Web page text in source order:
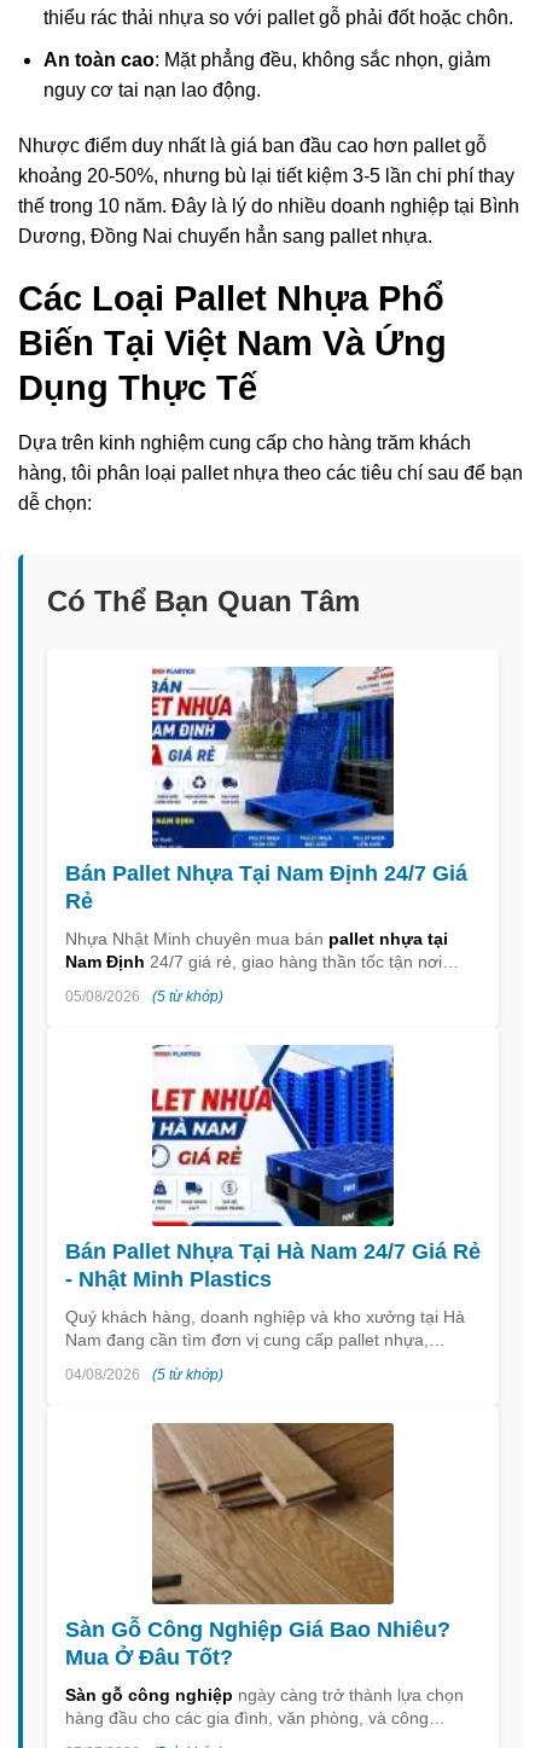
thiểu rác thải nhựa so với pallet gỗ phải đốt hoặc chôn.
An toàn cao: Mặt phẳng đều, không sắc nhọn, giảm
nguy cơ tai nạn lao động.
Nhược điểm duy nhất là giá ban đầu cao hơn pallet gỗ
khoảng 20-50%, nhưng bù lại tiết kiệm 3-5 lần chi phí thay
thế trong 10 năm. Đây là lý do nhiều doanh nghiệp tại Bình
Dương, Đồng Nai chuyển hẳn sang pallet nhựa.
Các Loại Pallet Nhựa Phổ
Biến Tại Việt Nam Và Ứng
Dụng Thực Tế
Dựa trên kinh nghiệm cung cấp cho hàng trăm khách
hàng, tôi phân loại pallet nhựa theo các tiêu chí sau để bạn
dễ chọn:
Có Thể Bạn Quan Tâm
Bán Pallet Nhựa Tại Nam Định 24/7 Giá
Rẻ
Nhựa Nhật Minh chuyên mua bán pallet nhựa tại
Nam Định 24/7 giá rẻ, giao hàng thần tốc tận nơi…
05/08/2026 (5 từ khớp)
Bán Pallet Nhựa Tại Hà Nam 24/7 Giá Rẻ
- Nhật Minh Plastics
Quý khách hàng, doanh nghiệp và kho xưởng tại Hà
Nam đang cần tìm đơn vị cung cấp pallet nhựa,…
04/08/2026 (5 từ khớp)
Sàn Gỗ Công Nghiệp Giá Bao Nhiêu?
Mua Ở Đâu Tốt?
Sàn gỗ công nghiệp ngày càng trở thành lựa chọn
hàng đầu cho các gia đình, văn phòng, và công…